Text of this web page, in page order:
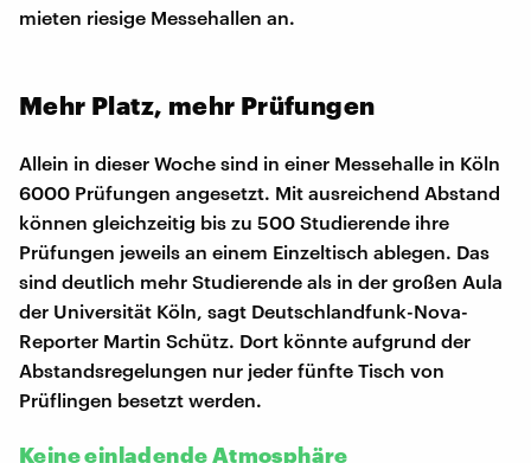
mieten riesige Messehallen an.
Mehr Platz, mehr Prüfungen
Allein in dieser Woche sind in einer Messehalle in Köln
6000 Prüfungen angesetzt. Mit ausreichend Abstand
können gleichzeitig bis zu 500 Studierende ihre
Prüfungen jeweils an einem Einzeltisch ablegen. Das
sind deutlich mehr Studierende als in der großen Aula
der Universität Köln, sagt Deutschlandfunk-Nova-
Reporter Martin Schütz. Dort könnte aufgrund der
Abstandsregelungen nur jeder fünfte Tisch von
Prüflingen besetzt werden.
Keine einladende Atmosphäre